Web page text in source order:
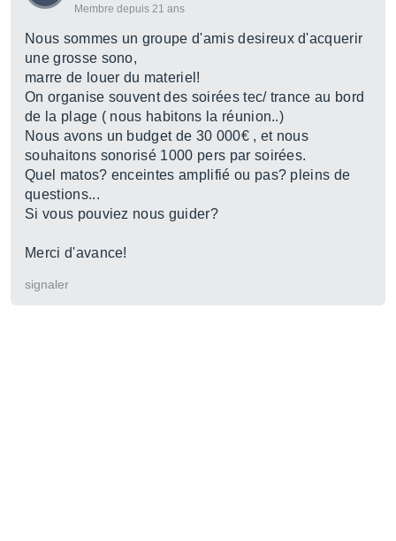
Membre depuis 21 ans
Nous sommes un groupe d'amis desireux d'acquerir
une grosse sono,
marre de louer du materiel!
On organise souvent des soirées tec/ trance au bord
de la plage ( nous habitons la réunion..)
Nous avons un budget de 30 000€ , et nous
souhaitons sonorisé 1000 pers par soirées.
Quel matos? enceintes amplifié ou pas? pleins de
questions...
Si vous pouviez nous guider?
Merci d'avance!
signaler